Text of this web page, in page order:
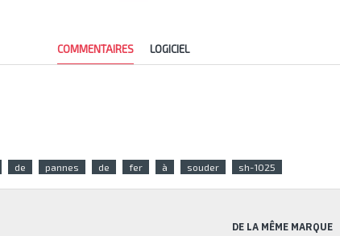
COMMENTAIRES LOGICIEL
de pannes de fer à souder sh-1025
DE LA MÊME MARQUE